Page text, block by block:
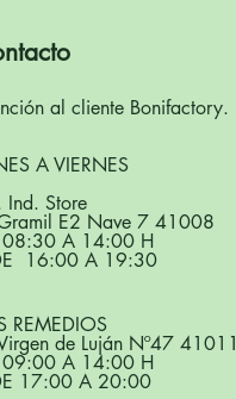
al cliente Bonifactory.
A VIERNES
Ind. Store
E2 Nave 7 41008
08:30 A 14:00 H
16:00 A 19:30
REMEDIOS
de Luján Nº47 41011
09:00 A 14:00 H
17:00 A 20:00